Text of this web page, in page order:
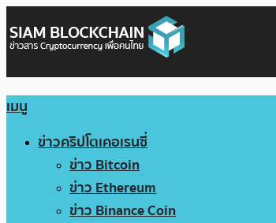
เมนู
ข่าวคริปโตเคอเรนซี่
ข่าว Bitcoin
ข่าว Ethereum
ข่าว Binance Coin